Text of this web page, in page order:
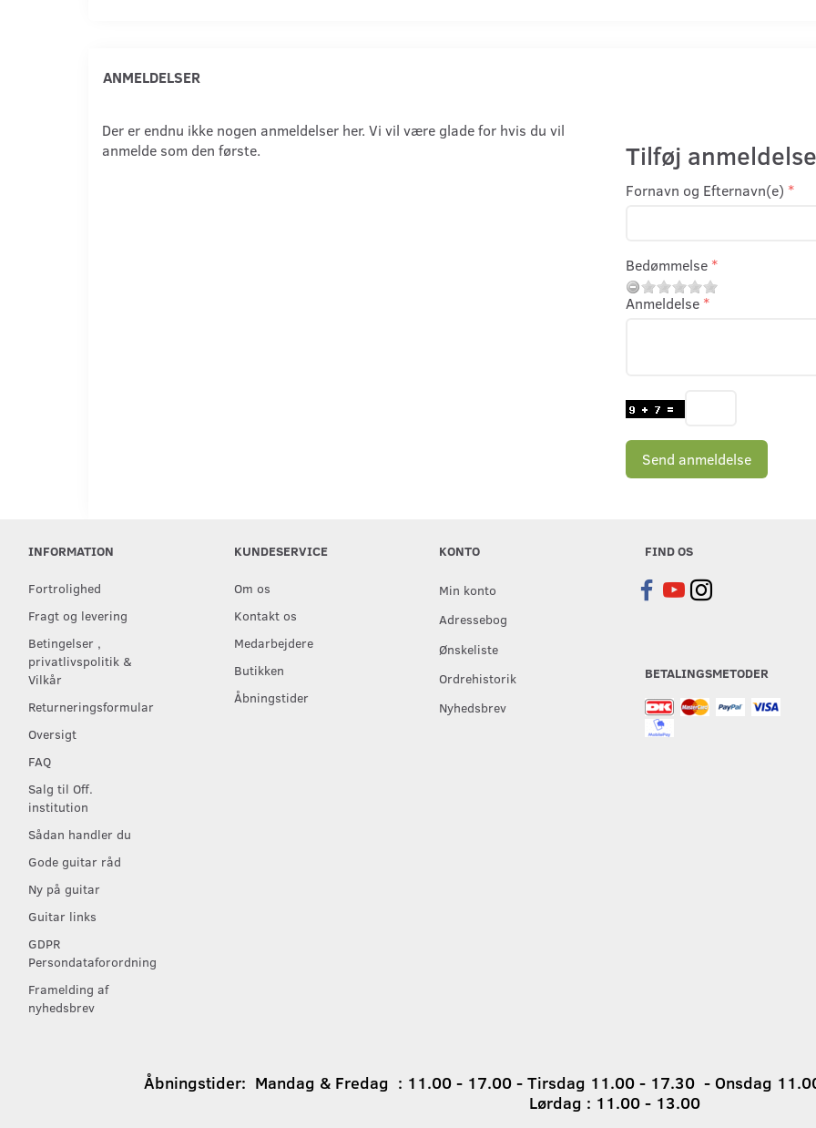
ANMELDELSER
Der er endnu ikke nogen anmeldelser her. Vi vil være glade for hvis du vil
anmelde som den første.
Tilføj
Fornavn og Efternavn(e)
Bedømmelse
Anmeldelse
Send anmeldelse
INFORMATION
Fortrolighed
Fragt og levering
Betingelser ,
privatlivspolitik &
Vilkår
Returneringsformular
Oversigt
FAQ
Salg til Off.
institution
Sådan handler du
Gode guitar råd
Ny på guitar
Guitar links
GDPR
Persondataforordning
Framelding af
nyhedsbrev
KUNDESERVICE
Om os
Kontakt os
Medarbejdere
Butikken
Åbningstider
KONTO
Min konto
Adressebog
Ønskeliste
Ordrehistorik
Nyhedsbrev
FIND OS
BETALINGSMETODER
Åbningstider: Mandag & Fredag : 11.00 - 17.00 - Tirsdag 11.00 - 17.30 - Onsdag
Lørdag : 11.00 - 13.00